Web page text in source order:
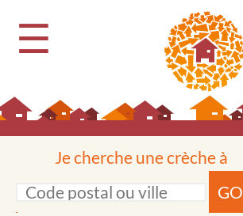
☰
Je cherche une crèche à
GO